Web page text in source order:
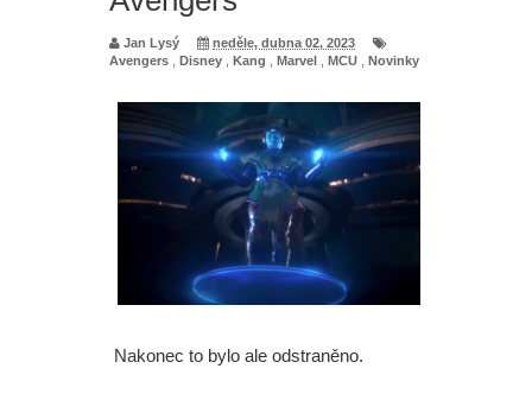
Jan Lysý
neděle, dubna 02, 2023
Avengers
Disney Kang Marvel MCU Novinky
Nakonec to bylo ale odstraněno.